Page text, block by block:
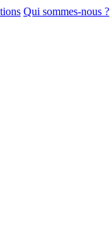
Qui sommes-nous ?